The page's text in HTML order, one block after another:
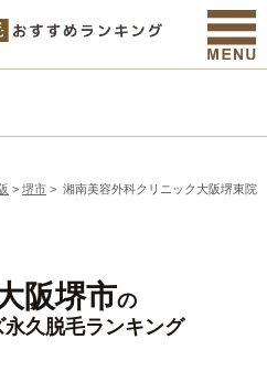
>堺市 > 湘南美容外科クリニック大阪堺東院
阪堺市の
永久脱毛ランキング